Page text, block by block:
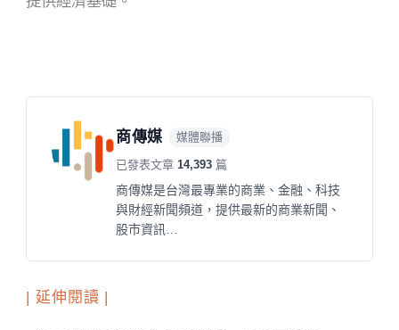
商傳媒 媒體聯播
已發表文章14,393 篇
商傳媒是台灣最專業的商業、金融、科技
與財經新聞頻道，提供最新的商業新聞、
股市資訊…
| 延伸閱讀 |